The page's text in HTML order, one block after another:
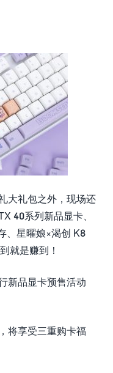
大礼包之外，现场还
40系列新品显卡、
、星曜娘×渴创 K8
就是赚到！
新品显卡预售活动
将享受三重购卡福